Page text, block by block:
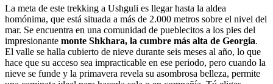
La meta de este trekking a Ushguli es llegar hasta la aldea
homónima, que está situada a más de 2.000 metros sobre el nivel del
mar. Se encuentra en una comunidad de pueblecitos a los pies del
impresionante monte Shkhara, la cumbre más alta de Georgia.
El valle se halla cubierto de nieve durante seis meses al año, lo que
hace que su acceso sea impracticable en ese periodo, pero cuando la
nieve se funde y la primavera revela su asombrosa belleza, permite